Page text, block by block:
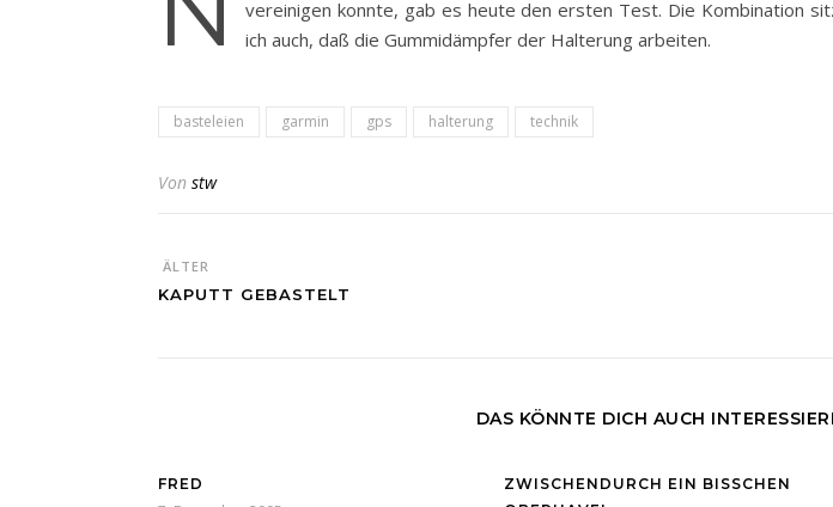
vereinigen konnte, gab es heute den ersten Test. Die Kombination
ich auch, daß die Gummidämpfer der Halterung arbeiten.
basteleien garmin gps halterung technik
Von stw
ÄLTER
KAPUTT GEBASTELT
DAS KÖNNTE DICH AUCH
FRED
ZWISCHENDURCH EIN BISSCHEN